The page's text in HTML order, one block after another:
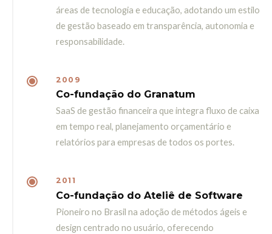
áreas de tecnologia e educação, adotando um estilo
de gestão baseado em transparência, autonomia e
responsabilidade.
2009
Co-fundação do Granatum
SaaS de gestão financeira que integra fluxo de caixa
em tempo real, planejamento orçamentário e
relatórios para empresas de todos os portes.
2011
Co-fundação do Ateliê de Software
Pioneiro no Brasil na adoção de métodos ágeis e
design centrado no usuário, oferecendo